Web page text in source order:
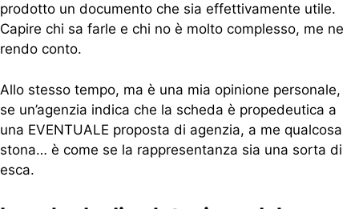
prodotto un documento che sia effettivamente utile.
Capire chi sa farle e chi no è molto complesso, me ne
rendo conto.
Allo stesso tempo, ma è una mia opinione personale,
se un’agenzia indica che la scheda è propedeutica a
una EVENTUALE proposta di agenzia, a me qualcosa
stona… è come se la rappresentanza sia una sorta di
esca.